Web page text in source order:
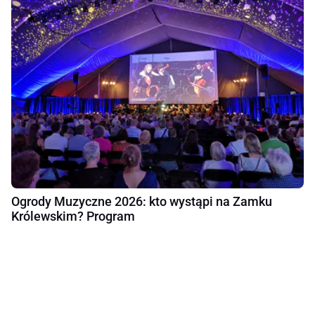
Ogrody Muzyczne 2026: kto wystąpi na Zamku
Królewskim? Program